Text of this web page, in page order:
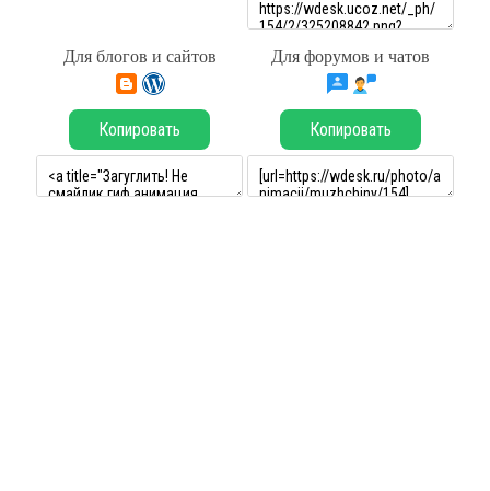
Для блогов и сайтов Для форумов и чатов
Копировать Копировать